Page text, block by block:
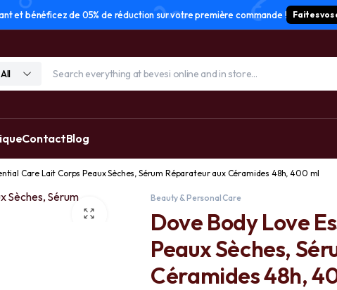
et bénéficez de 05% de réduction sur votre première commande ! Faites vos
All
ContactBlog
Care Lait Corps Peaux Sèches, Sérum Réparateur aux Céramides 48h, 400 ml
Beauty & Personal Care
Dove Body Love
Peaux Sèches,
Céramides 48h,